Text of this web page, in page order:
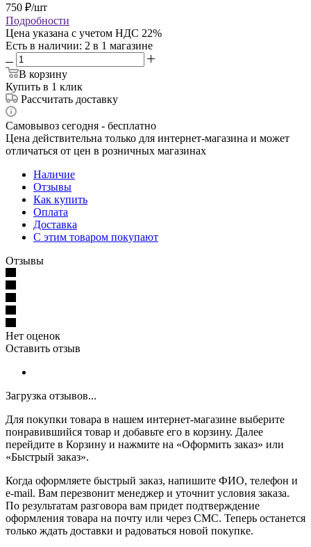
750 ₽/шт
Подробности
Цена указана с учетом НДС 22%
Есть в наличии: 2 в 1 магазине
В корзину
Купить в 1 клик
Рассчитать доставку
Самовывоз сегодня - бесплатно
Цена действительна только для интернет-магазина и может
отличаться от цен в розничных магазинах
Наличие
Отзывы
Как купить
Оплата
Доставка
С этим товаром покупают
Отзывы
Нет оценок
Оставить отзыв
Загрузка отзывов...
Для покупки товара в нашем интернет-магазине выберите
понравившийся товар и добавьте его в корзину. Далее
перейдите в Корзину и нажмите на «Оформить заказ» или
«Быстрый заказ».
Когда оформляете быстрый заказ, напишите ФИО, телефон и
e-mail. Вам перезвонит менеджер и уточнит условия заказа.
По результатам разговора вам придет подтверждение
оформления товара на почту или через СМС. Теперь останется
только ждать доставки и радоваться новой покупке.